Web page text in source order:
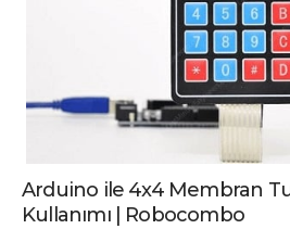
Arduino ile 4x4 Membran
Kullanımı | Robocombo